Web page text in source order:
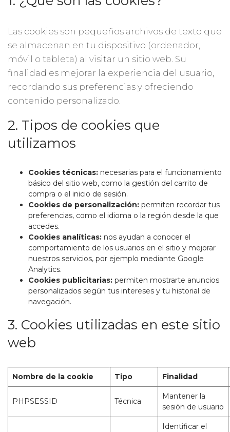
Las cookies son pequeños archivos de texto que
se almacenan en tu dispositivo (ordenador,
móvil o tableta) al visitar un sitio web. Su
finalidad es mejorar la experiencia del usuario,
recordando sus preferencias y ofreciendo
contenido personalizado.
2. Tipos de cookies que
utilizamos
Cookies técnicas: necesarias para el funcionamiento
básico del sitio web, como la gestión del carrito de
compra o el inicio de sesión.
Cookies de personalización: permiten recordar tus
preferencias, como el idioma o la región desde la que
accedes.
Cookies analíticas: nos ayudan a conocer el
comportamiento de los usuarios en el sitio y mejorar
nuestros servicios, por ejemplo mediante Google
Analytics.
Cookies publicitarias: permiten mostrarte anuncios
personalizados según tus intereses y tu historial de
navegación.
3. Cookies utilizadas en este sitio
web
Nombre de la cookie Tipo Finalidad
PHPSESSID Técnica
Mantener la
sesión de usuario
Identificar el